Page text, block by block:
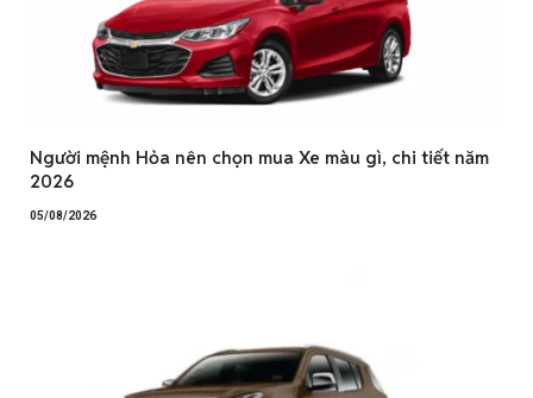
Người mệnh Hỏa nên chọn mua Xe màu gì, chi tiết năm
2026
05/08/2026